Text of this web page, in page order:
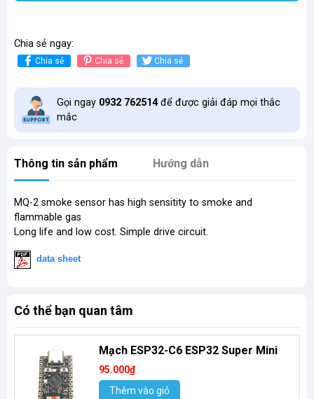
Chia sẻ ngay:
Chia sẻ Chia sẻ Chia sẻ
Gọi ngay 0932 762514để được giải đáp mọi thắc
mắc
Thông tin sản phẩm Hướng dẫn
MQ-2 smoke sensor has high sensitity to smoke and
flammable gas
Long life and low cost. Simple drive circuit.
data sheet
Có thể bạn quan tâm
Mạch ESP32-C6 ESP32 Super Mini
95.000₫
Thêm vào giỏ